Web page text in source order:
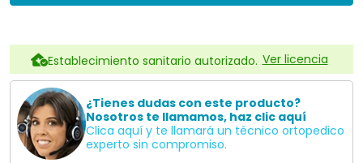
Establecimiento sanitario autorizado. Ver licencia
¿Tienes dudas con este producto?
Nosotros te llamamos, haz clic aquí
Clica aquí y te llamará un técnico ortopedico
experto sin compromiso.